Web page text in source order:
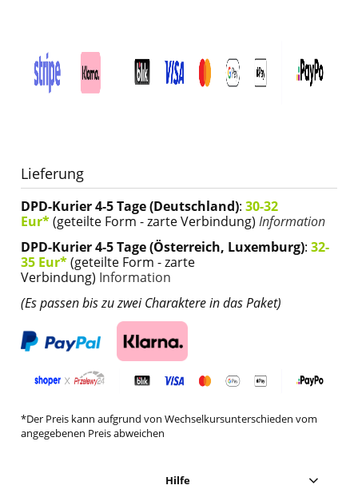
Lieferung
DPD-Kurier 4-5 Tage (Deutschland): 30-32
Eur*(geteilte Form - zarte Verbindung) Information
DPD-Kurier 4-5 Tage (Österreich, Luxemburg): 32-
35 Eur*(geteilte Form - zarte
Verbindung) Information
(Es passen bis zu zwei Charaktere in das Paket)
*Der Preis kann aufgrund von Wechselkursunterschieden vom
angegebenen Preis abweichen
Hilfe